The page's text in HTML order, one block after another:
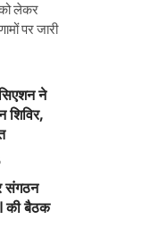
को लेकर
पर जारी
ने
शिविर,
संगठन
की बैठक